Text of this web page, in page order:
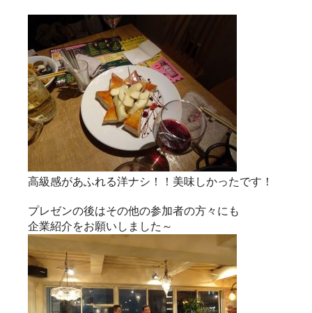
高級感があふれる洋ナシ！！美味しかったです！
プレゼンの後はその他の参加者の方々にも
企業紹介をお願いしました～